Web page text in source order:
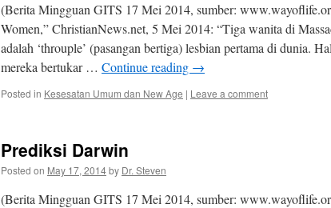
(Berita Mingguan GITS 17 Mei 2014, sumber:
Women,” ChristianNews.net, 5 Mei 2014: “Tiga wanita di
adalah ‘throuple’ (pasangan bertiga) lesbian pertama di dunia.
mereka bertukar … Continue reading →
Posted in Kesesatan Umum dan New Age | Leave a comment
Prediksi Darwin
Posted on May 17, 2014by Dr. Steven
(Berita Mingguan GITS 17 Mei 2014, sumber: